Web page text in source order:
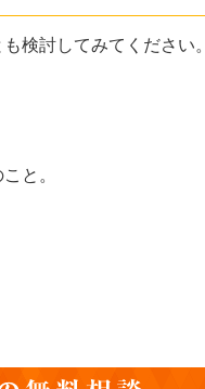
検討してみてください。
と。